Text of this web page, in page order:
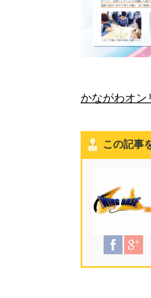
かながわオン
この記事